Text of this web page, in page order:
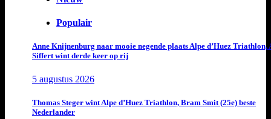
Populair
Anne Knijnenburg naar mooie negende plaats Alpe d’Huez Triathlon,
Siffert wint derde keer op rij
5 augustus 2026
Thomas Steger wint Alpe d’Huez Triathlon, Bram Smit (25e) beste
Nederlander